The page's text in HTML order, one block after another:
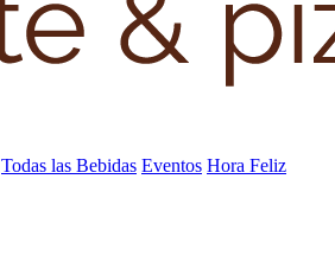
Todas las Bebidas Eventos Hora Feliz